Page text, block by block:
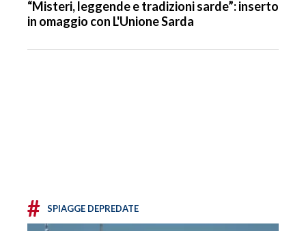
“Misteri, leggende e tradizioni sarde”: inserto
in omaggio con L'Unione Sarda
# SPIAGGE DEPREDATE